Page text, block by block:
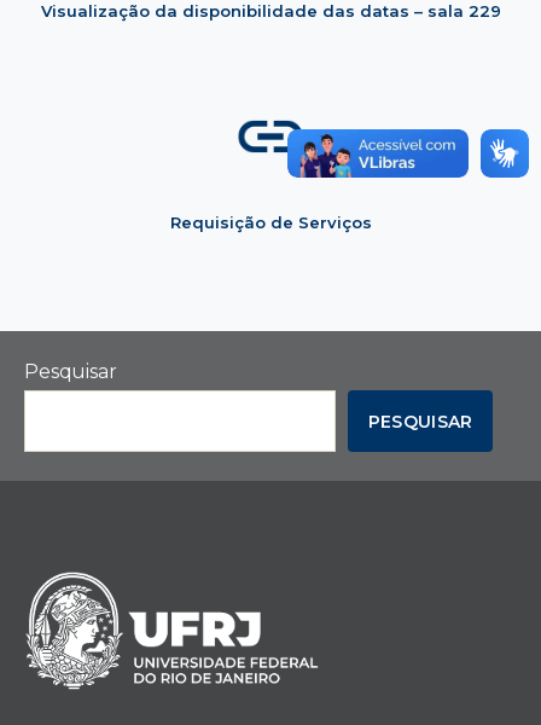
Visualização da disponibilidade das datas – sala 229
Requisição de Serviços
Pesquisar
PESQUISAR